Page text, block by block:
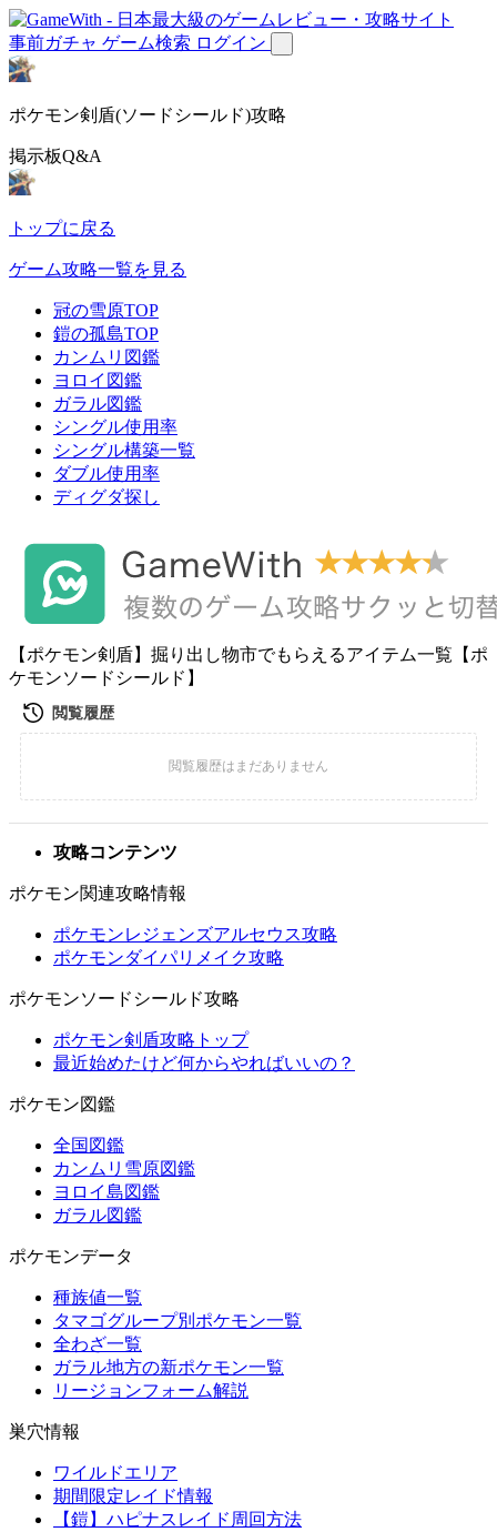
事前ガチャ ゲーム検索 ログイン
ポケモン剣盾(ソードシールド)攻略
掲示板Q&A
トップに戻る
ゲーム攻略一覧を見る
冠の雪原TOP
鎧の孤島TOP
カンムリ図鑑
ヨロイ図鑑
ガラル図鑑
シングル使用率
シングル構築一覧
ダブル使用率
ディグダ探し
【ポケモン剣盾】掘り出し物市でもらえるアイテム一覧【ポ
ケモンソードシールド】
攻略コンテンツ
ポケモン関連攻略情報
ポケモンレジェンズアルセウス攻略
ポケモンダイパリメイク攻略
ポケモンソードシールド攻略
ポケモン剣盾攻略トップ
最近始めたけど何からやればいいの？
ポケモン図鑑
全国図鑑
カンムリ雪原図鑑
ヨロイ島図鑑
ガラル図鑑
ポケモンデータ
種族値一覧
タマゴグループ別ポケモン一覧
全わざ一覧
ガラル地方の新ポケモン一覧
リージョンフォーム解説
巣穴情報
ワイルドエリア
期間限定レイド情報
【鎧】ハピナスレイド周回方法